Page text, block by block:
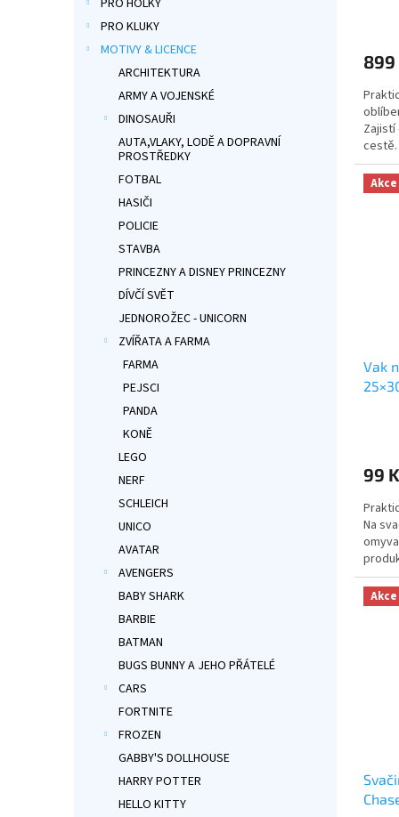
PRO KLUKY
MOTIVY & LICENCE
ARCHITEKTURA
ARMY A VOJENSKÉ
DINOSAUŘI
AUTA,VLAKY, LODĚ A DOPRAVNÍ
PROSTŘEDKY
FOTBAL
HASIČI
POLICIE
STAVBA
PRINCEZNY A DISNEY PRINCEZNY
DÍVČÍ SVĚT
JEDNOROŽEC - UNICORN
ZVÍŘATA A FARMA
FARMA
PEJSCI
PANDA
KONĚ
LEGO
NERF
SCHLEICH
UNICO
AVATAR
AVENGERS
BABY SHARK
BARBIE
BATMAN
BUGS BUNNY A JEHO PŘÁTELÉ
CARS
FORTNITE
FROZEN
GABBY'S DOLLHOUSE
HARRY POTTER
HELLO KITTY
je
z
5
899
Zajistí
za
Akce
Vak
je
z
5
99
Na
Akce